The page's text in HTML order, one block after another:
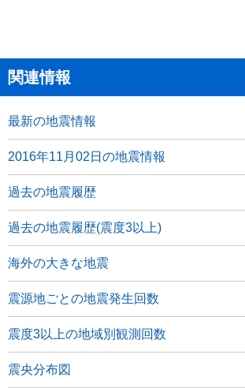
関連情報
最新の地震情報
2016年11月02日の地震情報
過去の地震履歴
過去の地震履歴(震度3以上)
海外の大きな地震
震源地ごとの地震発生回数
震度3以上の地域別観測回数
震央分布図